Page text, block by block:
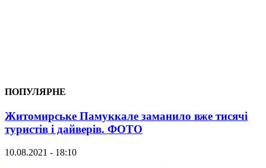
ПОПУЛЯРНЕ
Житомирське Памуккале заманило вже тисячі
туристів і дайверів. ФОТО
10.08.2021 - 18:10